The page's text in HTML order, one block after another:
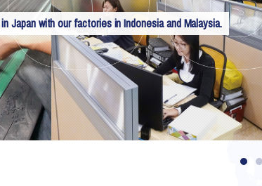
Japan with our factories in Indonesia and Malaysia.